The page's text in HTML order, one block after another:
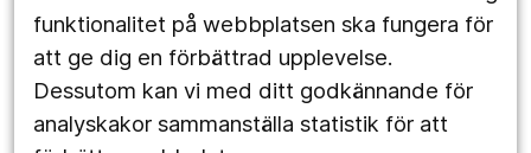
funktionalitet på webbplatsen ska fungera för
att ge dig en förbättrad upplevelse.
Dessutom kan vi med ditt godkännande för
analyskakor sammanställa statistik för att
Region Örebro län
Följ oss